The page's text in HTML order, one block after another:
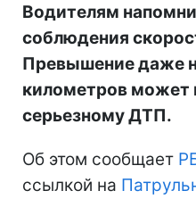
Водителям
соблюдения
Превышение даже
километров может
серьезному ДТП.
Об этом сообщает
ссылкой на